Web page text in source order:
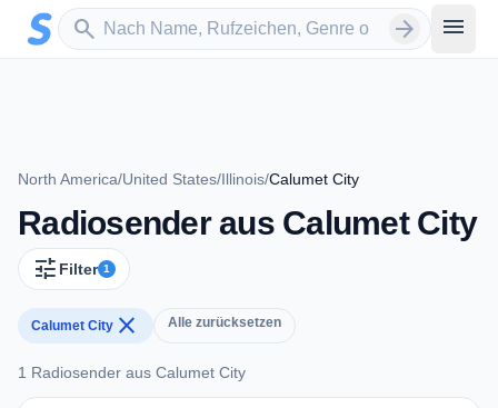
Zum Hauptinhalt springen
search
Sender suchen arrow_forward menu
North America/United States/Illinois/Calumet City
Radiosender aus Calumet City
tune Filter 1
Calumet City close Alle zurücksetzen
1 Radiosender aus Calumet City